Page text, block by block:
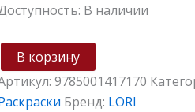
В наличии
В корзину
9785001417170
Бренд: LORI